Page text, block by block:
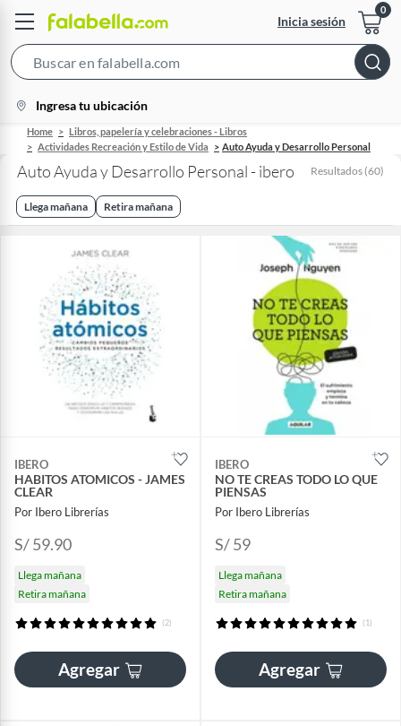
Inicia sesión
Bar
location-
icon
Ingresa tu ubicación
Home
Libros, papelería y celebraciones - Libros
Actividades Recreación y Estilo de Vida
Auto Ayuda y Desarrollo Personal
Auto Ayuda y Desarrollo Personal - ibero Resultados (60)
Llega mañana Retira mañana
IBERO
HABITOS ATOMICOS - JAMES
CLEAR
Por Ibero Librerías
S/ 59.90
Llega mañana
Retira mañana
(2)
Agregar
IBERO
NO TE CREAS TODO LO QUE
PIENSAS
Por Ibero Librerías
S/ 59
Llega mañana
Retira mañana
(1)
Agregar